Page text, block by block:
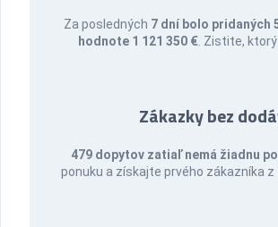
Za posledných 7 dní bolo pridaných
hodnote 1 121 350 € . Zistite,
Zákazky bez
479 dopytov zatiaľ nemá žiadnu
ponuku a získajte prvého zákazníka